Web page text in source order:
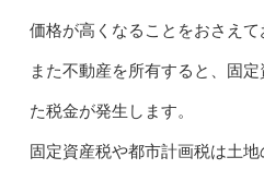
価格が高くなることをおさえて
また不動産を所有すると、固
た税金が発生します。
固定資産税や都市計画税は土